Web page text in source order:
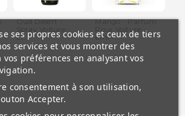
Oud Desert -
El...
Mango - Parfum
Pour Voiture -
6ml -...
ses propres cookies et ceux de tiers
services et vous montrer des
préférences en analysant vos
consentement à son utilisation,
Accepter.